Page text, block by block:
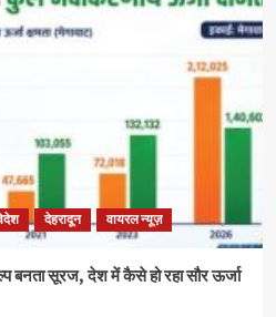
देहरादून वायरल न्यूज़
बनता सूरज, देश में कैसे हो रहा सौर ऊर्जा